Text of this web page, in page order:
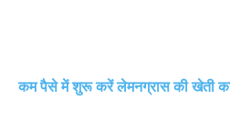
कम पैसे में शुरू करें लेमनग्रास की खेती का